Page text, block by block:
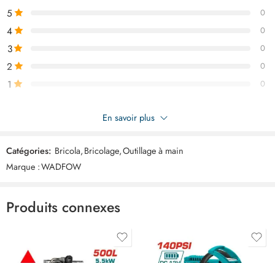
5 0
4 0
3 0
2 0
1 0
Soyez le premier à donner votre avis sur “WADFOW Jeu 80
accessoire mini meule WRR7080”
Commentaires
Il n'y a pas encore de critiques.
En savoir plus
Catégories: Bricola,Bricolage,Outillage à main
Marque :WADFOW
Produits connexes